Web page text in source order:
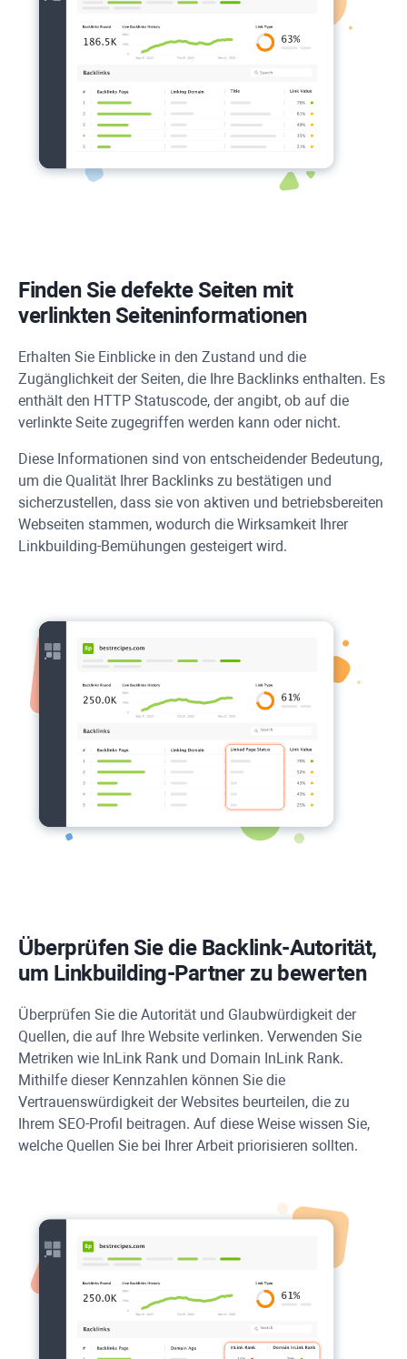
Finden Sie defekte Seiten mit
verlinkten Seiteninformationen
Erhalten Sie Einblicke in den Zustand und die
Zugänglichkeit der Seiten, die Ihre Backlinks enthalten. Es
enthält den HTTP Statuscode, der angibt, ob auf die
verlinkte Seite zugegriffen werden kann oder nicht.
Diese Informationen sind von entscheidender Bedeutung,
um die Qualität Ihrer Backlinks zu bestätigen und
sicherzustellen, dass sie von aktiven und betriebsbereiten
Webseiten stammen, wodurch die Wirksamkeit Ihrer
Linkbuilding-Bemühungen gesteigert wird.
Überprüfen Sie die Backlink-Autorität,
um Linkbuilding-Partner zu bewerten
Überprüfen Sie die Autorität und Glaubwürdigkeit der
Quellen, die auf Ihre Website verlinken. Verwenden Sie
Metriken wie InLink Rank und Domain InLink Rank.
Mithilfe dieser Kennzahlen können Sie die
Vertrauenswürdigkeit der Websites beurteilen, die zu
Ihrem SEO-Profil beitragen. Auf diese Weise wissen Sie,
welche Quellen Sie bei Ihrer Arbeit priorisieren sollten.